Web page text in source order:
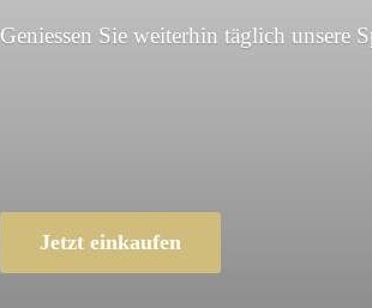
Geniessen Sie weiterhin täglich unsere
Jetzt einkaufen